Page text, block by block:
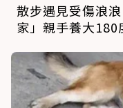
散步遇見受傷浪
家」親手養大180